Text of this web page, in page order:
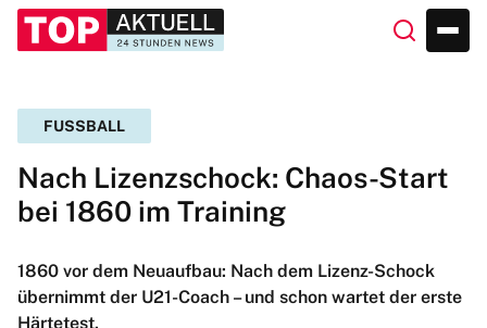
FUSSBALL
Nach Lizenzschock: Chaos-Start
bei 1860 im Training
1860 vor dem Neuaufbau: Nach dem Lizenz-Schock
übernimmt der U21-Coach – und schon wartet der erste
Härtetest.